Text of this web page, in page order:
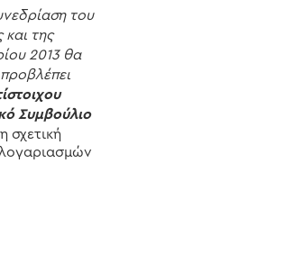
του
της
2013 θα
Συμβούλιο
σχετική